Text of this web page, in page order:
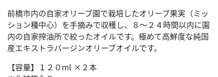
前橋市内の自家オリーブ園で栽培したオリーブ果実（ミッ
ション種中心）を手摘みで収穫し、８～２４時間以内に園
内の自家搾油所で絞ったオイルです。極めて高鮮度な純国
産エキストラバージンオリーブオイルです。
【容量】１２０ml ×２本